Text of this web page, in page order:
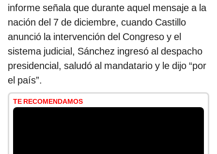
informe señala que durante aquel mensaje a la
nación del 7 de diciembre, cuando Castillo
anunció la intervención del Congreso y el
sistema judicial, Sánchez ingresó al despacho
presidencial, saludó al mandatario y le dijo “por
el país”.
TE RECOMENDAMOS